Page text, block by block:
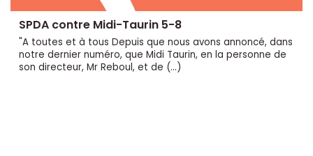
SPDA contre Midi-Taurin 5-8
"A toutes et à tous Depuis que nous avons annoncé, dans
notre dernier numéro, que Midi Taurin, en la personne de
son directeur, Mr Reboul, et de (…)